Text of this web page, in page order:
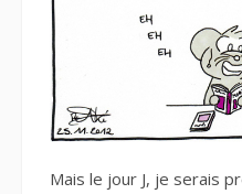
Mais le jour J, je serais